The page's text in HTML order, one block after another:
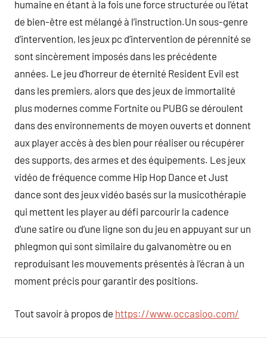
humaine en étant à la fois une force structurée ou l’état
de bien-être est mélangé à l’instruction.Un sous-genre
d’intervention, les jeux pc d’intervention de pérennité se
sont sincèrement imposés dans les précédente
années. Le jeu d’horreur de éternité Resident Evil est
dans les premiers, alors que des jeux de immortalité
plus modernes comme Fortnite ou PUBG se déroulent
dans des environnements de moyen ouverts et donnent
aux player accès à des bien pour réaliser ou récupérer
des supports, des armes et des équipements. Les jeux
vidéo de fréquence comme Hip Hop Dance et Just
dance sont des jeux vidéo basés sur la musicothérapie
qui mettent les player au défi parcourir la cadence
d’une satire ou d’une ligne son du jeu en appuyant sur un
phlegmon qui sont similaire du galvanomètre ou en
reproduisant les mouvements présentés à l’écran à un
moment précis pour garantir des positions.
Tout savoir à propos de https://www.occasioo.com/